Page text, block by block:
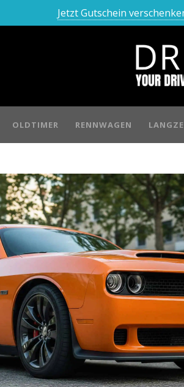
Jetzt Gutschein
OLDTIMER RENNWAGEN